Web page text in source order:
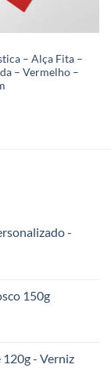
– Alça Fita –
– Vermelho –
-
150g
- Verniz